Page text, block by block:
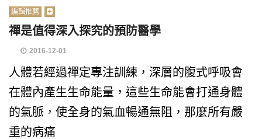
編輯推薦
禪是值得深入探究的預防醫學
2016-12-01
人體若經過禪定專注訓練，深層的腹式呼吸會
在體內產生生命能量，這些生命能會打通身體
的氣脈，使全身的氣血暢通無阻，那麼所有嚴
重的病痛